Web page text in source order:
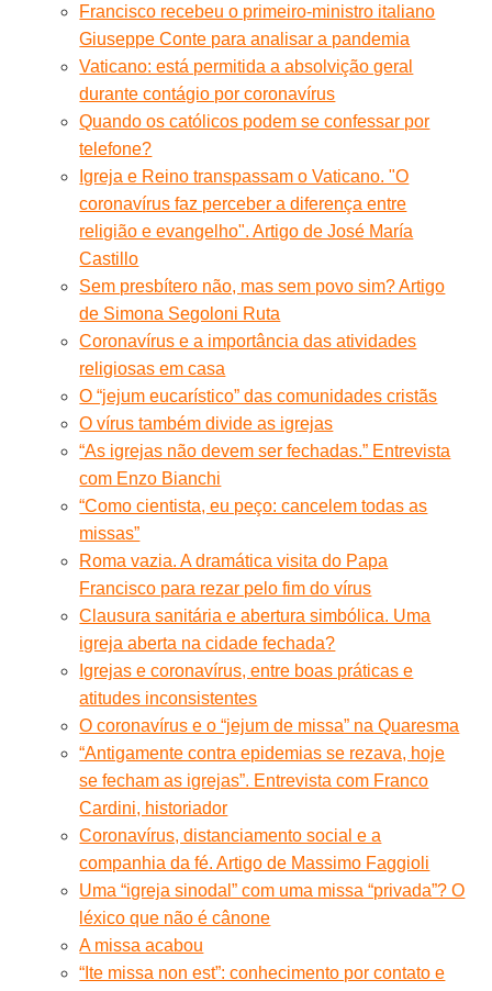
Francisco recebeu o primeiro-ministro italiano
Giuseppe Conte para analisar a pandemia
Vaticano: está permitida a absolvição geral
durante contágio por coronavírus
Quando os católicos podem se confessar por
telefone?
Igreja e Reino transpassam o Vaticano. "O
coronavírus faz perceber a diferença entre
religião e evangelho". Artigo de José María
Castillo
Sem presbítero não, mas sem povo sim? Artigo
de Simona Segoloni Ruta
Coronavírus e a importância das atividades
religiosas em casa
O “jejum eucarístico” das comunidades cristãs
O vírus também divide as igrejas
“As igrejas não devem ser fechadas.” Entrevista
com Enzo Bianchi
“Como cientista, eu peço: cancelem todas as
missas”
Roma vazia. A dramática visita do Papa
Francisco para rezar pelo fim do vírus
Clausura sanitária e abertura simbólica. Uma
igreja aberta na cidade fechada?
Igrejas e coronavírus, entre boas práticas e
atitudes inconsistentes
O coronavírus e o “jejum de missa” na Quaresma
“Antigamente contra epidemias se rezava, hoje
se fecham as igrejas”. Entrevista com Franco
Cardini, historiador
Coronavírus, distanciamento social e a
companhia da fé. Artigo de Massimo Faggioli
Uma “igreja sinodal” com uma missa “privada”? O
léxico que não é cânone
A missa acabou
“Ite missa non est”: conhecimento por contato e